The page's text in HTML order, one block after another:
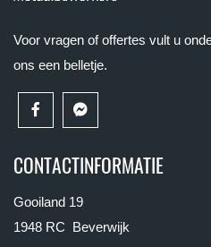
Voor vragen of offertes vult u
ons een belletje.
CONTACTINFORMATIE
Gooiland 19
1948 RC Beverwijk